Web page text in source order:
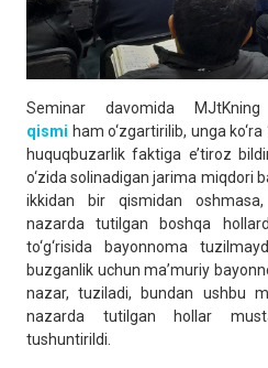
Seminar davomida
qismi ham o‘zgartirilib, unga
huquqbuzarlik faktiga e’tiroz
o‘zida solinadigan jarima miqdori
ikkidan bir qismidan oshmasa,
nazarda tutilgan boshqa
to‘g‘risida bayonnoma
buzganlik uchun ma’muriy
nazar, tuziladi, bundan ushbu
nazarda tutilgan hollar
tushuntirildi.